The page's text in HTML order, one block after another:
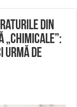
din
„chimicale”:
urmă de